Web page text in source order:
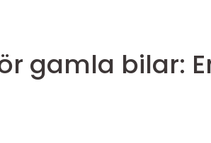
gamla bilar: